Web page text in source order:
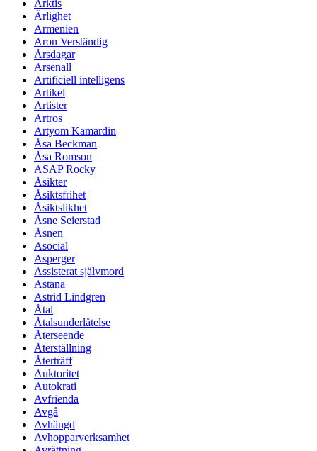
Arktis
Ärlighet
Armenien
Aron Verständig
Årsdagar
Arsenall
Artificiell intelligens
Artikel
Artister
Artros
Artyom Kamardin
Åsa Beckman
Åsa Romson
ASAP Rocky
Åsikter
Åsiktsfrihet
Åsiktslikhet
Åsne Seierstad
Åsnen
Asocial
Asperger
Assisterat självmord
Astana
Astrid Lindgren
Åtal
Åtalsunderlåtelse
Återseende
Återställning
Återträff
Auktoritet
Autokrati
Avfrienda
Avgå
Avhängd
Avhopparverksamhet